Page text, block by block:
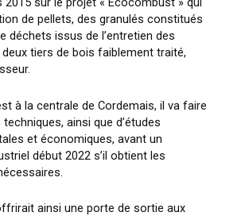
de pellets, des granulés constitués
déchets issus de l’entretien des
tiers de bois faiblement traité,
à la centrale de Cordemais, il va faire
techniques, ainsi que d’études
et économiques, avant un
début 2022 s’il obtient les
ainsi une porte de sortie aux